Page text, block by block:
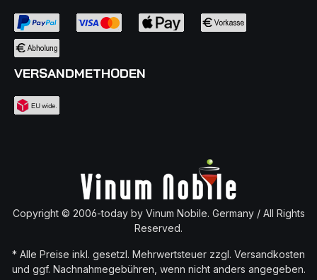
VERSANDMETHODEN
Copyright © 2006-today by Vinum Nobile. Germany / All Rights
Reserved.
* Alle Preise inkl. gesetzl. Mehrwertsteuer zzgl. Versandkosten
und ggf. Nachnahmegebühren, wenn nicht anders angegeben.